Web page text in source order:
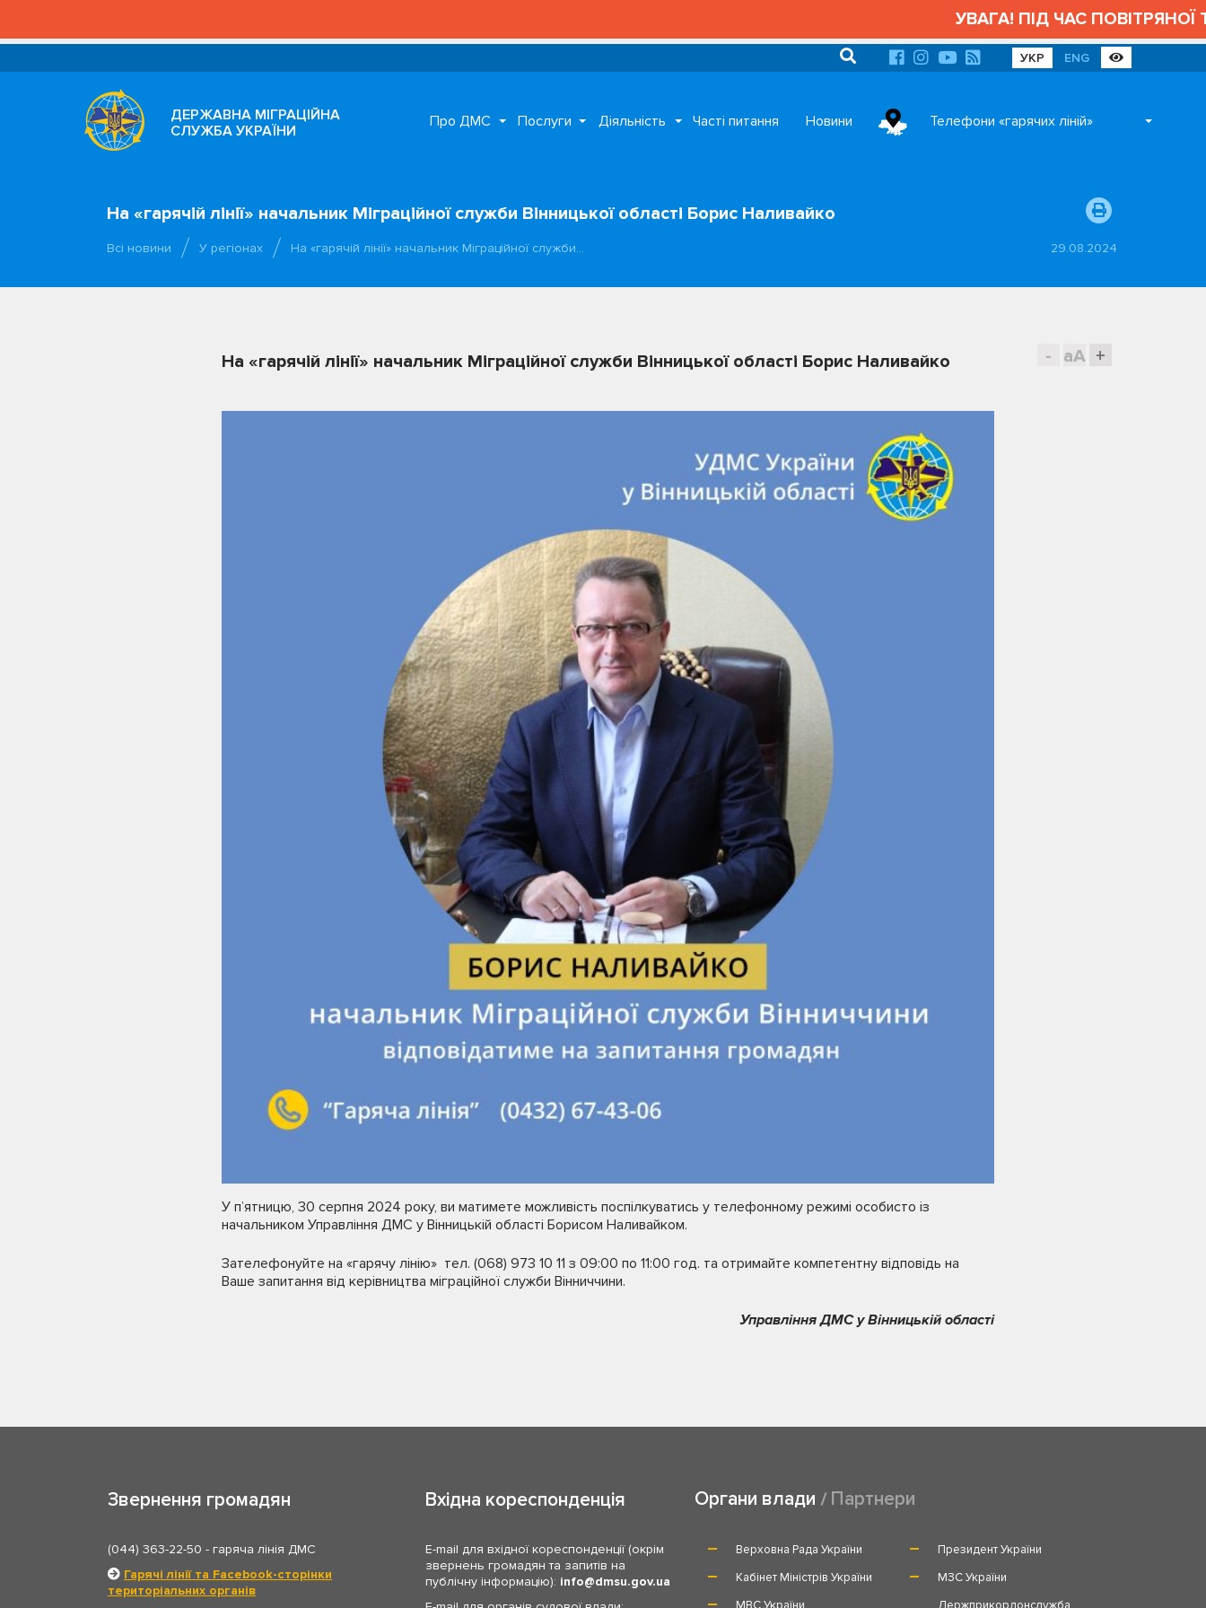
УВАГА! ПІД ЧАС ПОВІТРЯНОЇ
УКР ENG
ДЕРЖАВНА МІГРАЦІЙНА
СЛУЖБА УКРАЇНИ
Про ДМС Послуги Діяльність Часті питання Новини Телефони «гарячих ліній»
На «гарячій лінії» начальник Міграційної служби Вінницької області Борис Наливайко
Всі новини У регіонах На «гарячій лінії» начальник Міграційної служби… 29.08.2024
- aA +
На «гарячій лінії» начальник Міграційної служби Вінницької області Борис Наливайко
У п’ятницю, 30 серпня 2024 року, ви матимете можливість поспілкуватись у телефонному режимі особисто із
начальником Управління ДМС у Вінницькій області Борисом Наливайком.
Зателефонуйте на «гарячу лінію» тел. (068) 973 10 11 з 09:00 по 11:00 год. та отримайте компетентну відповідь на
Ваше запитання від керівництва міграційної служби Вінниччини.
Управління ДМС у Вінницькій області
Звернення громадян
(044) 363-22-50 - гаряча лінія ДМС
Гарячі лінії та Facebook-сторінки
територіальних органів
Вхідна кореспонденція
E-mail для вхідної кореспонденції (окрім
звернень громадян та запитів на
публічну інформацію): info
dmsu.gov.ua
Органи влади Партнери
Верховна Рада України
Президент України
Кабінет Міністрів України
МЗС України